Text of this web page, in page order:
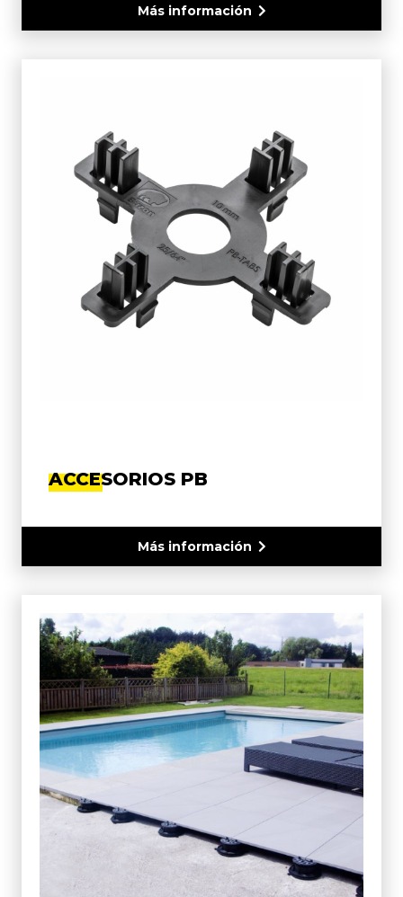
Más información
ACCESORIOS PB
Más información